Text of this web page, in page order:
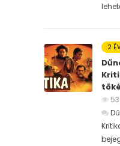
2